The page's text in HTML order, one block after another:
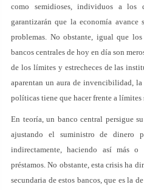
como semidioses, individuos a los
garantizarán que la economía
problemas. No obstante, igual que
bancos centrales de hoy en día son
de los límites y estrecheces de las
aparentan un aura de invencibilidad,
políticas tiene que hacer frente a límites
En teoría, un banco central persigue
ajustando el suministro de dinero
indirectamente, haciendo así más
préstamos. No obstante, esta crisis ha
secundaria de estos bancos, que es la